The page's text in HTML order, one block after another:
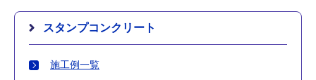
スタンプコンクリート
施工例一覧